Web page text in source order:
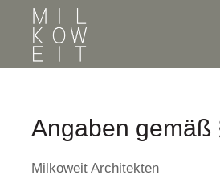
Angaben gemäß
Milkoweit Architekten